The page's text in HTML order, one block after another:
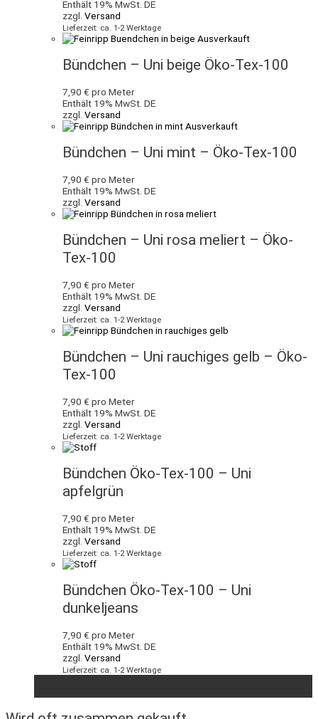
Enthält 19% MwSt. DE
zzgl. Versand
Lieferzeit: ca. 1-2 Werktage
Ausverkauft
Bündchen – Uni beige Öko-Tex-100
7,90 € pro Meter
Enthält 19% MwSt. DE
zzgl. Versand
Ausverkauft
Bündchen – Uni mint – Öko-Tex-100
7,90 € pro Meter
Enthält 19% MwSt. DE
zzgl. Versand
Bündchen – Uni rosa meliert – Öko-
Tex-100
7,90 € pro Meter
Enthält 19% MwSt. DE
zzgl. Versand
Lieferzeit: ca. 1-2 Werktage
Bündchen – Uni rauchiges gelb – Öko-
Tex-100
7,90 € pro Meter
Enthält 19% MwSt. DE
zzgl. Versand
Lieferzeit: ca. 1-2 Werktage
Bündchen Öko-Tex-100 – Uni
apfelgrün
7,90 € pro Meter
Enthält 19% MwSt. DE
zzgl. Versand
Lieferzeit: ca. 1-2 Werktage
Bündchen Öko-Tex-100 – Uni
dunkeljeans
7,90 € pro Meter
Enthält 19% MwSt. DE
zzgl. Versand
Lieferzeit: ca. 1-2 Werktage